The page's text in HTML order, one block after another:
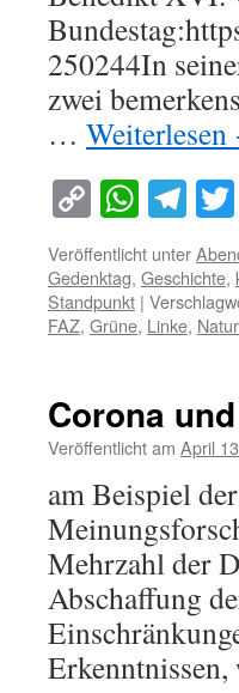
250244In
zwei
… Weiterlesen
Copy
Link
Veröffentlicht unter
Gedenktag, Geschichte,
Standpunkt |
FAZ, Grüne, Linke,
Corona
Veröffentlicht am April
am Beispiel
Mehrzahl der
Abschaffung